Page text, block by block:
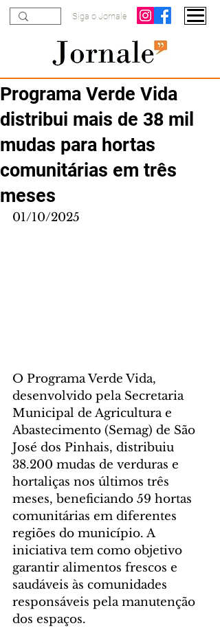
Siga o Jornale
Programa Verde Vida
distribui mais de 38 mil
mudas para hortas
comunitárias em três
meses
01/10/2025
O Programa Verde Vida,
desenvolvido pela Secretaria
Municipal de Agricultura e
Abastecimento (Semag) de São
José dos Pinhais, distribuiu
38.200 mudas de verduras e
hortaliças nos últimos três
meses, beneficiando 59 hortas
comunitárias em diferentes
regiões do município. A
iniciativa tem como objetivo
garantir alimentos frescos e
saudáveis às comunidades
responsáveis pela manutenção
dos espaços.